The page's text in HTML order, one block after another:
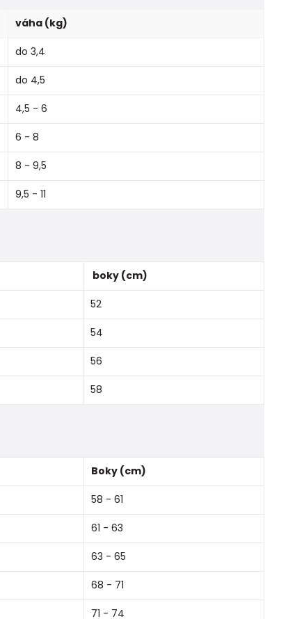
váha (kg)
do 3,4
do 4,5
4,5 - 6
6 - 8
8 - 9,5
9,5 - 11
boky (cm)
52
54
56
58
Boky (cm)
58 - 61
61 - 63
63 - 65
68 - 71
71 - 74